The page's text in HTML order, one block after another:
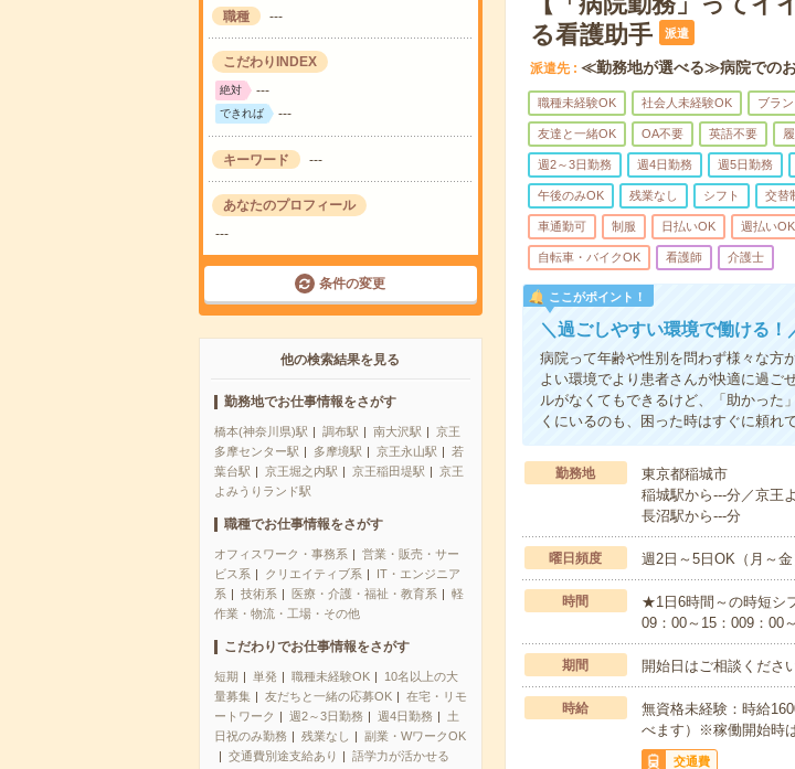
職種 ---
こだわりINDEX
絶対 ---
できれば ---
キーワード ---
あなたのプロフィール
---
条件の変更
他の検索結果を見る
勤務地でお仕事情報をさがす
橋本(神奈川県)駅 調布駅 南大沢駅
京王
多摩センター駅
多摩境駅 京王永山駅
若
葉台駅
京王堀之内駅 京王稲田堤駅
京王
よみうりランド駅
職種でお仕事情報をさがす
オフィスワーク・事務系
営業・販売・サー
ビス系
クリエイティブ系
IT・エンジニア
系
技術系 医療・介護・福祉・教育系
軽
作業・物流・工場・その他
こだわりでお仕事情報をさがす
短期 単発 職種未経験OK
10名以上の大
量募集
友だちと一緒の応募OK
在宅・リモ
ートワーク
週2～3日勤務 週4日勤務
土
日祝のみ勤務
残業なし
副業・WワークOK
交通費別途支給あり
語学力が活かせる
る看護助手
派遣
派遣先 ≪勤務地が選べる≫病院でのお
職種未経験OK 社会人未経験OK ブラ
友達と一緒OK OA不要 英語不要
週2～3日勤務 週4日勤務 週5日勤務
午後のみOK 残業なし シフト 交替
車通勤可 制服 日払いOK 週払いOK
自転車・バイクOK 看護師 介護士
ここがポイント！
＼過ごしやすい環境で働ける
病院って年齢や性別を問わず様々な方
よい環境でより患者さんが快適に過ご
ルがなくてもできるけど、「助かった
くにいるのも、困った時はすぐに頼れ
勤務地
東京都稲城市
稲城駅から---分／京王
長沼駅から---分
曜日頻度 週2日～5日OK（月～
時間
★1日6時間～の時短シ
09：00～15：009：00
期間 開始日はご相談くだ
時給
無資格未経験：時給
べます）※稼働開始時
交通費